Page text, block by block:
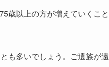
歳以上の方が増えていくこと
も多いでしょう。ご遺族が遠